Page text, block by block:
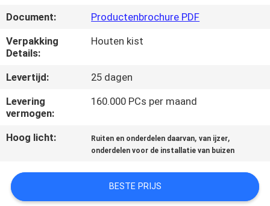
KWALITEITSCONTROLE
NEEM
CONTACT
MET
ONS
OP
NIEUWS
Document:
Productenbrochure PDF
Verpakking
Details:
Houten kist
Levertijd:
25 dagen
Levering
vermogen:
160.000 PCs per maand
Hoog licht: Ruiten en onderdelen daarvan,van ijzer,
onderdelen voor de installatie van buizen
BESTE PRIJS